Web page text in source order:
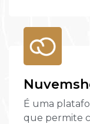
É uma
que permite